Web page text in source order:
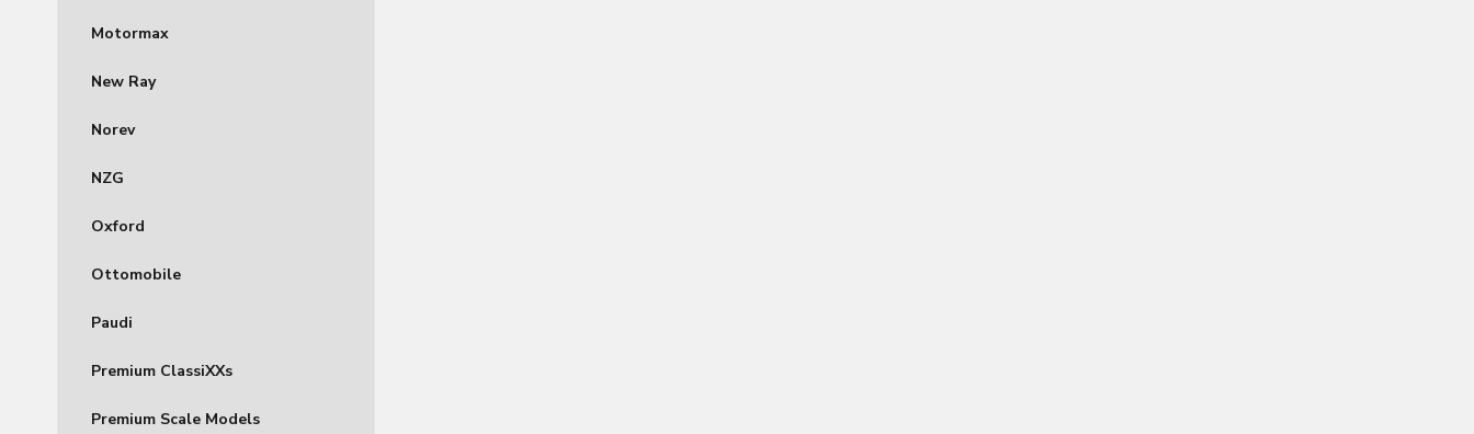
Motormax
New Ray
Norev
NZG
Oxford
Ottomobile
Paudi
Premium ClassiXXs
Premium Scale Models